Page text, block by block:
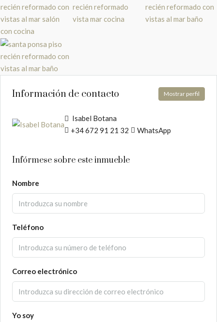
Información de contacto Mostrar perfil
Isabel Botana
+34 672 91 21 32
WhatsApp
Infórmese sobre este inmueble
Nombre
Teléfono
Correo electrónico
Yo soy